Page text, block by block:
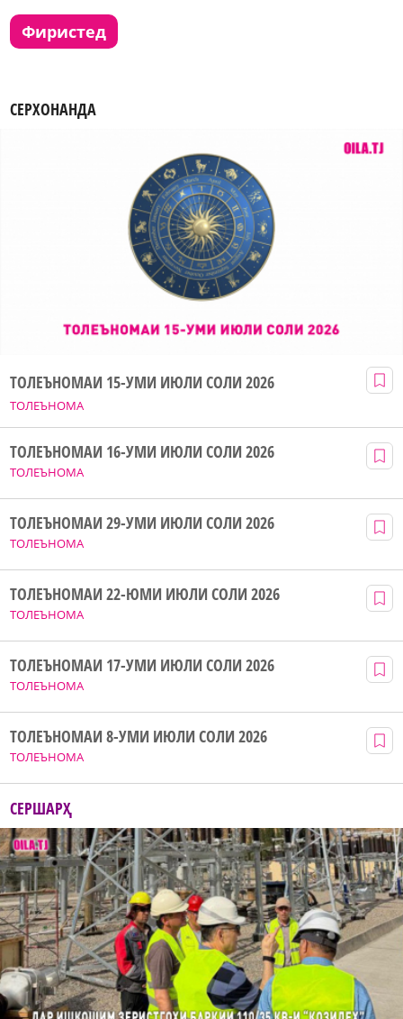
фиристед
СЕРХОНАНДА
ТОЛЕЪНОМА
ТОЛЕЪНОМАИ 15-УМИ ИЮЛИ СОЛИ 2026
ТОЛЕЪНОМА
ТОЛЕЪНОМАИ 16-УМИ ИЮЛИ СОЛИ 2026
ТОЛЕЪНОМА
ТОЛЕЪНОМАИ 29-УМИ ИЮЛИ СОЛИ 2026
ТОЛЕЪНОМА
ТОЛЕЪНОМАИ 22-ЮМИ ИЮЛИ СОЛИ 2026
ТОЛЕЪНОМА
ТОЛЕЪНОМАИ 17-УМИ ИЮЛИ СОЛИ 2026
ТОЛЕЪНОМА
ТОЛЕЪНОМАИ 8-УМИ ИЮЛИ СОЛИ 2026
СЕРШАРҲ